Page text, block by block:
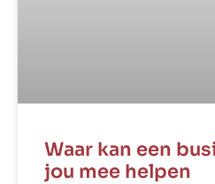
Waar kan een
jou mee helpen